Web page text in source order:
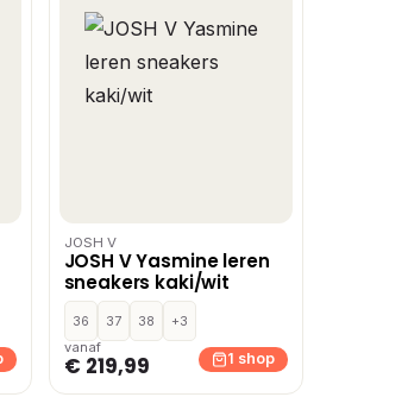
JOSH V
JOSH V Yasmine leren
sneakers kaki/wit
36 37 38
+3
vanaf
€ 219,99 1 shop